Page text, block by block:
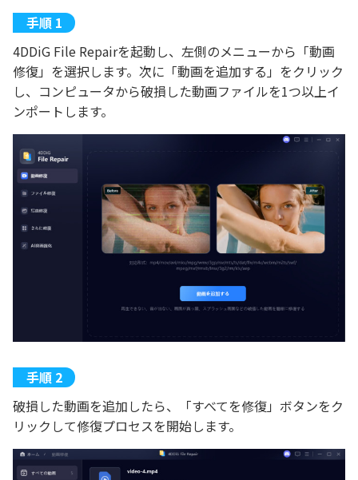
4DDiG File Repairを起動し、左側のメニューから「動画
修復」を選択します。次に「動画を追加する」をクリック
し、コンピュータから破損した動画ファイルを1つ以上イ
ンポートします。
破損した動画を追加したら、「すべてを修復」ボタンをク
リックして修復プロセスを開始します。